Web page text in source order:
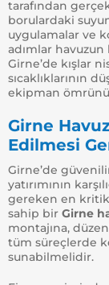
tarafından
borulardaki
uygulamalar ve
adımlar
Girne’de kışlar
sıcaklıklarının
ekipman ömrünü
Girne
Edilmesi
Girne’de
yatırımının
gereken en kritik
sahip bir Girne
montajına,
tüm süreçlerde
sunabilmelidir.